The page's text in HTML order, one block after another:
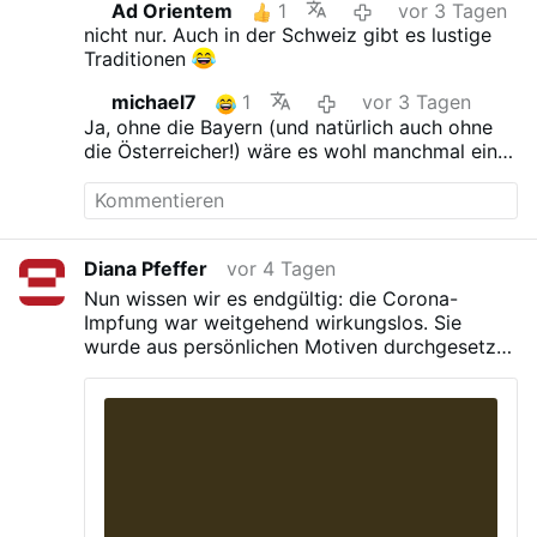
Ad Orientem
1
vor 3 Tagen
nicht nur. Auch in der Schweiz gibt es lustige
Traditionen
michael7
1
vor 3 Tagen
Ja, ohne die Bayern (und natürlich auch ohne
die Österreicher!) wäre es wohl manchmal ein
Diana Pfeffer
vor 4 Tagen
Nun wissen wir es endgültig: die Corona-
Impfung war weitgehend wirkungslos. Sie
wurde aus persönlichen Motiven durchgesetzt
Fehlentscheidungen zu kaschieren. Die